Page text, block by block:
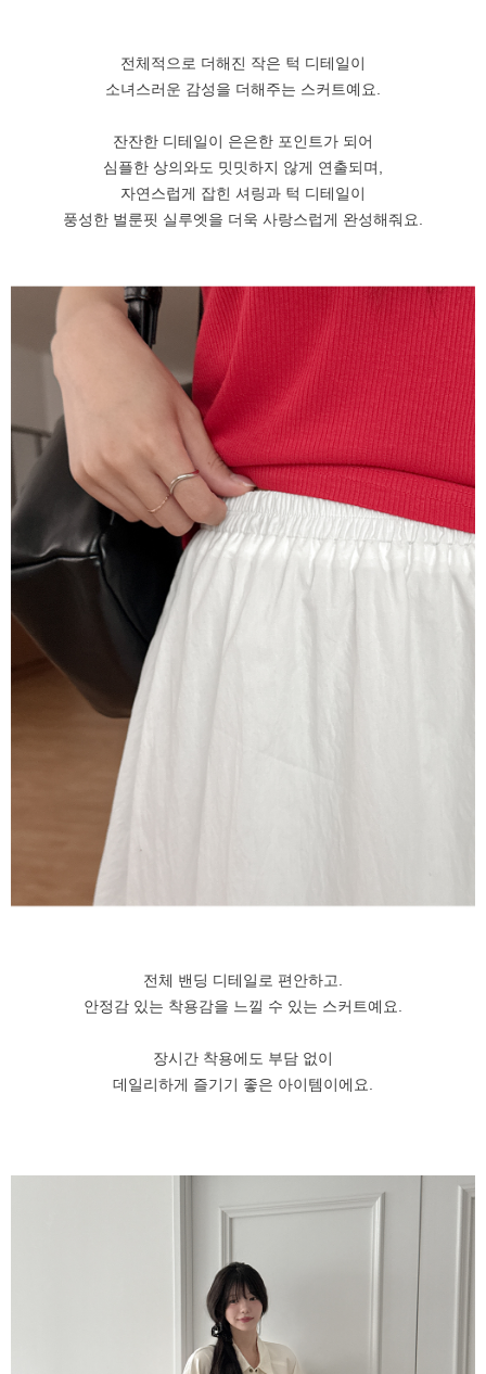
전체적으로 더해진 작은 턱 디테일이
소녀스러운 감성을 더해주는 스커트예요.
잔잔한 디테일이 은은한 포인트가 되어
심플한 상의와도 밋밋하지 않게 연출되며,
자연스럽게 잡힌 셔링과 턱 디테일이
풍성한 벌룬핏 실루엣을 더욱 사랑스럽게 완성해줘요.
전체 밴딩 디테일로 편안하고.
안정감 있는 착용감을 느낄 수 있는 스커트예요.
장시간 착용에도 부담 없이
데일리하게 즐기기 좋은 아이템이에요.